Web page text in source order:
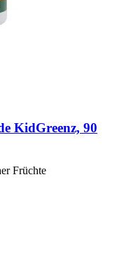
KidGreenz, 90
Früchte